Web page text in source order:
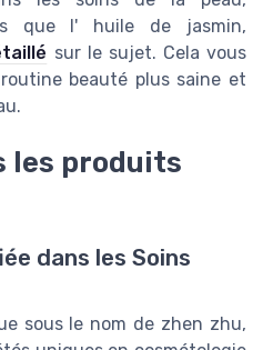
que l' huile de jasmin,
sur le sujet. Cela vous
beauté plus saine et
les produits
dans les Soins
sous le nom de zhen zhu,